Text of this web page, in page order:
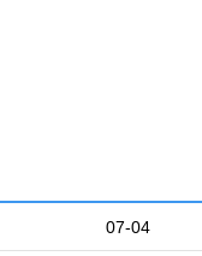
07-04